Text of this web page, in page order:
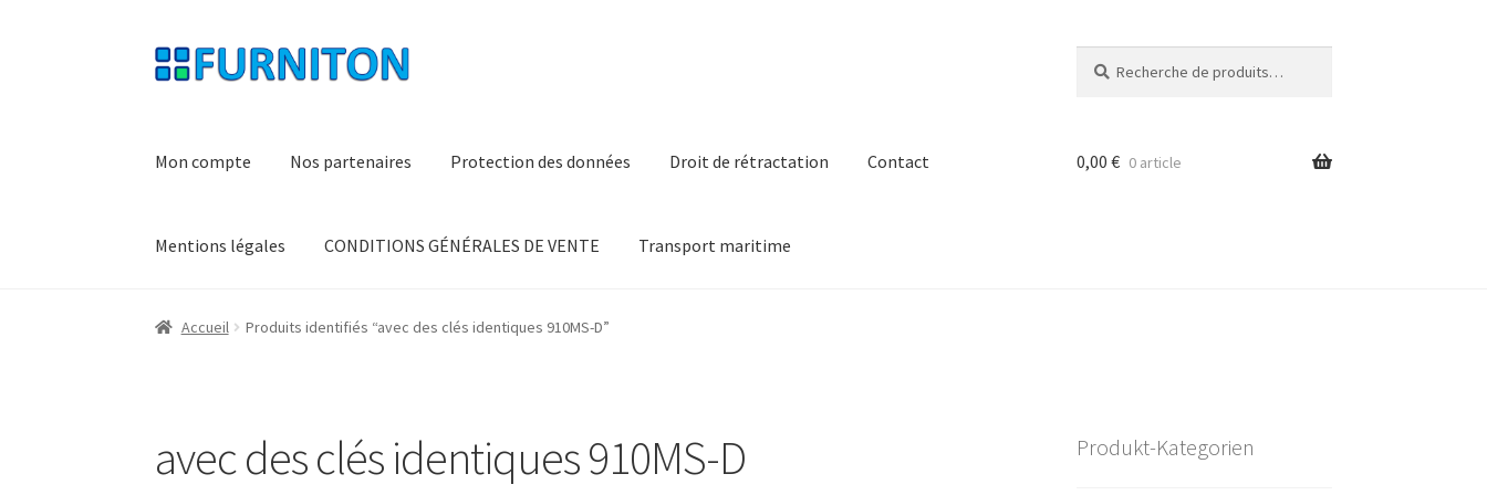
Aller
à
Aller
au
pour :
Mon compte Nos partenaires Protection des données Droit de rétractation Contact
Mentions légales CONDITIONS GÉNÉRALES DE VENTE Transport maritime
0,00 € 0 article
Accueil Produits identifiés “avec des clés identiques 910MS-D”
avec des clés identiques 910MS-D Produkt-Kategorien